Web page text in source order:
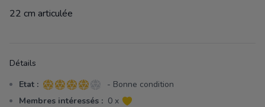
22 cm articulée
Détails
Etat : 4 sur 5 étoiles
- Bonne condition
Membres intéressés : 0 x